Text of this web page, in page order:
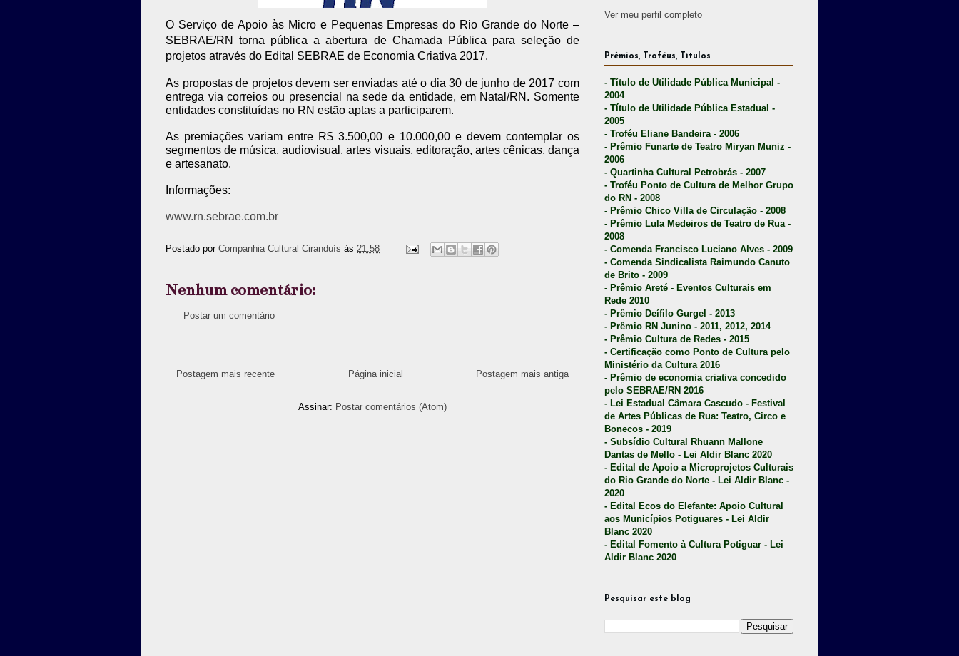
O Serviço de Apoio às Micro e Pequenas Empresas do Rio Grande do Norte –
SEBRAE/RN torna pública a abertura de Chamada Pública para seleção de
projetos através do Edital SEBRAE de Economia Criativa 2017.
As propostas de projetos devem ser enviadas até o dia 30 de junho de 2017 com
entrega via correios ou presencial na sede da entidade, em Natal/RN. Somente
entidades constituídas no RN estão aptas a participarem.
As premiações variam entre R$ 3.500,00 e 10.000,00 e devem contemplar os
segmentos de música, audiovisual, artes visuais, editoração, artes cênicas, dança
e artesanato.
Informações:
www.rn.sebrae.com.br
Postado por Companhia Cultural Ciranduís às 21:58
Nenhum comentário:
Postar um comentário
Postagem mais recente Postagem mais antiga
Página inicial
Assinar: Postar comentários (Atom)
Ver meu perfil completo
Prêmios, Troféus, Títulos
- Título de Utilidade Pública Municipal -
2004
- Título de Utilidade Pública Estadual -
2005
- Troféu Eliane Bandeira - 2006
- Prêmio Funarte de Teatro Miryan Muniz -
2006
- Quartinha Cultural Petrobrás - 2007
- Troféu Ponto de Cultura de Melhor Grupo
do RN - 2008
- Prêmio Chico Villa de Circulação - 2008
- Prêmio Lula Medeiros de Teatro de Rua -
2008
- Comenda Francisco Luciano Alves - 2009
- Comenda Sindicalista Raimundo Canuto
de Brito - 2009
- Prêmio Areté - Eventos Culturais em
Rede 2010
- Prêmio Deífilo Gurgel - 2013
- Prêmio RN Junino - 2011, 2012, 2014
- Prêmio Cultura de Redes - 2015
- Certificação como Ponto de Cultura pelo
Ministério da Cultura 2016
- Prêmio de economia criativa concedido
pelo SEBRAE/RN 2016
- Lei Estadual Câmara Cascudo - Festival
de Artes Públicas de Rua: Teatro, Circo e
Bonecos - 2019
- Subsídio Cultural Rhuann Mallone
Dantas de Mello - Lei Aldir Blanc 2020
- Edital de Apoio a Microprojetos Culturais
do Rio Grande do Norte - Lei Aldir Blanc -
2020
- Edital Ecos do Elefante: Apoio Cultural
aos Municípios Potiguares - Lei Aldir
Blanc 2020
- Edital Fomento à Cultura Potiguar - Lei
Aldir Blanc 2020
Pesquisar este blog